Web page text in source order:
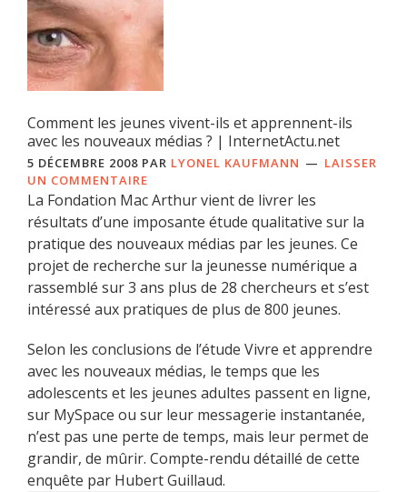
Comment les jeunes vivent-ils et apprennent-ils
avec les nouveaux médias ? | InternetActu.net
5 DÉCEMBRE 2008 PAR LYONEL KAUFMANN
LAISSER
UN COMMENTAIRE
La Fondation Mac Arthur vient de livrer les
résultats d’une imposante étude qualitative sur la
pratique des nouveaux médias par les jeunes. Ce
projet de recherche sur la jeunesse numérique a
rassemblé sur 3 ans plus de 28 chercheurs et s’est
intéressé aux pratiques de plus de 800 jeunes.
Selon les conclusions de l’étude Vivre et apprendre
avec les nouveaux médias, le temps que les
adolescents et les jeunes adultes passent en ligne,
sur MySpace ou sur leur messagerie instantanée,
n’est pas une perte de temps, mais leur permet de
grandir, de mûrir. Compte-rendu détaillé de cette
enquête par Hubert Guillaud.